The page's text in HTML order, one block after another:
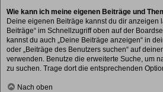
Wie kann ich meine eigenen Beiträge und
Deine eigenen Beiträge kannst du dir anzeigen
Beiträge“ im Schnellzugriff oben auf der
kannst du auch „Deine Beiträge anzeigen“ in
oder „Beiträge des Benutzers suchen“ auf
verwenden. Benutze die erweiterte Suche, um
zu suchen. Trage dort die entsprechenden
Nach oben